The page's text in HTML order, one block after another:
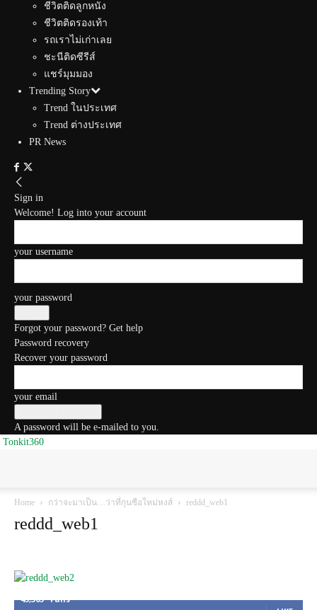
ชีวิตติดลูกหนัง
ชีวิตติดรองเท้า
รถเราไม่เก่าเลย
ชะนีติดซีรีส์
แชร์มุมมอง
Trending Story
Trend ในประเทศ
Trend ต่างประเทศ
PR News
Sign in
Welcome! Log into your account
your username
your password
Forgot your password? Get help
Password recovery
Recover your password
your email
A password will be e-mailed to you.
Tonkit360
Home กว่าจะมาเป็น…ว่าที่กุนซือใหม่หงส์ reddd_web1
reddd_web1
45,305 Fans